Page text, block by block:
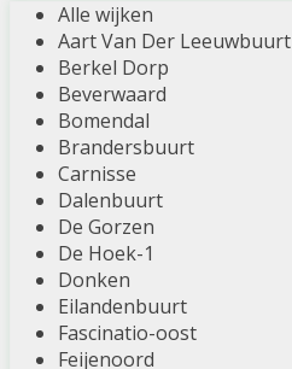
Alle wijken
Aart Van Der Leeuwbuurt
Berkel Dorp
Beverwaard
Bomendal
Brandersbuurt
Carnisse
Dalenbuurt
De Gorzen
De Hoek-1
Donken
Eilandenbuurt
Fascinatio-oost
Feijenoord